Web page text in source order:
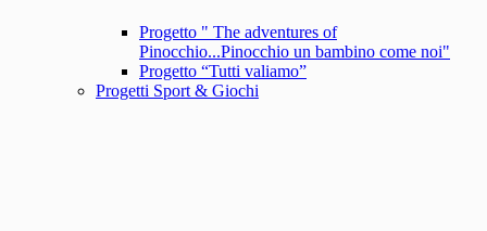
Progetto " The adventures of
Pinocchio...Pinocchio un bambino come noi"
Progetto “Tutti valiamo”
Progetti Sport & Giochi